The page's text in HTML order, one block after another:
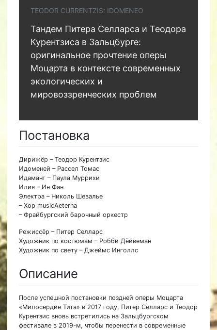
TEODOR CURRENTZIS: IDOMENEO
Тандем Питера Селларса и Теодора
Курентзиса в Зальцбурге:
оригинальное прочтение оперы
Моцарта в контексте современных
экологических и
мировоззренческих проблем
Постановка
Дирижёр – Теодор Курентзис
Идоменей – Рассел Томас
Идамант – Паула Муррихи
Илия – Ин Фан
Электра – Николь Шевалье
– Хор musicAeterna
– Фрайбургский барочный оркестр
Режиссёр – Питер Селларс
Художник по костюмам – Робби Дёйвеман
Художник по свету – Джеймс Инголлс
Описание
После успешной постановки поздней оперы Моцарта
«Милосердие Тита» в 2017 году, Питер Селларс и Теодор
Курентзис вновь встретились на Зальцбургском
фестивале в 2019-м, чтобы перенести в современные